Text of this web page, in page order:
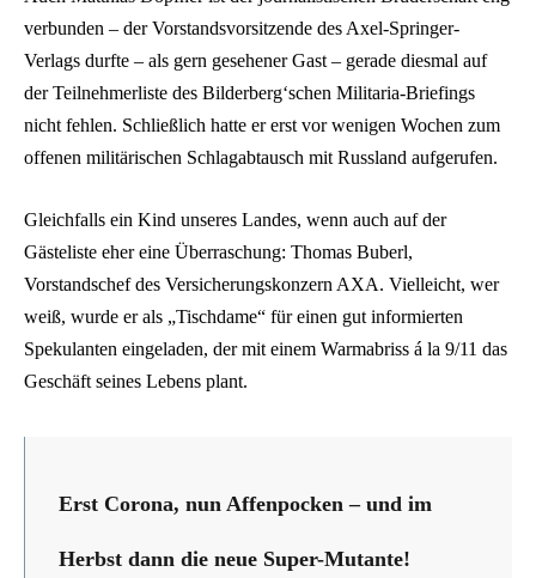
verbunden – der Vorstandsvorsitzende des Axel-Springer-
Verlags durfte – als gern gesehener Gast – gerade diesmal auf
der Teilnehmerliste des Bilderberg‘schen Militaria-Briefings
nicht fehlen. Schließlich hatte er erst vor wenigen Wochen zum
offenen militärischen Schlagabtausch mit Russland aufgerufen.
Gleichfalls ein Kind unseres Landes, wenn auch auf der
Gästeliste eher eine Überraschung: Thomas Buberl,
Vorstandschef des Versicherungskonzern AXA. Vielleicht, wer
weiß, wurde er als „Tischdame“ für einen gut informierten
Spekulanten eingeladen, der mit einem Warmabriss á la 9/11 das
Geschäft seines Lebens plant.
Erst Corona, nun Affenpocken – und im
Herbst dann die neue Super-Mutante!